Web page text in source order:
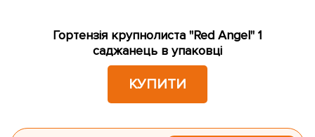
Гортензія крупнолиста "Red Angel" 1
саджанець в упаковці
КУПИТИ